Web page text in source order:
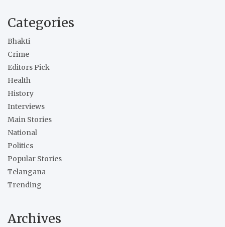
Categories
Bhakti
Crime
Editors Pick
Health
History
Interviews
Main Stories
National
Politics
Popular Stories
Telangana
Trending
Archives